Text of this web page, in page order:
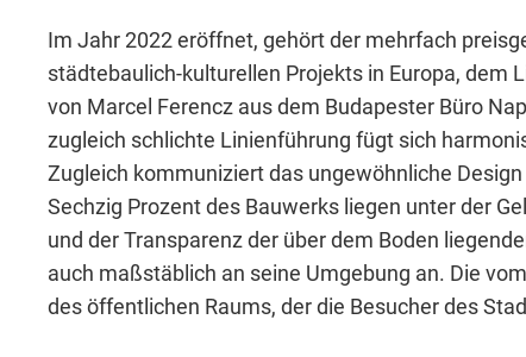
Im Jahr 2022 eröffnet, gehört der mehrfach
städtebaulich-kulturellen Projekts in Europa, dem
von Marcel Ferencz aus dem Budapester Büro
zugleich schlichte Linienführung fügt sich
Zugleich kommuniziert das ungewöhnliche
Sechzig Prozent des Bauwerks liegen unter der
und der Transparenz der über dem Boden
auch maßstäblich an seine Umgebung an. Die
des öffentlichen Raums, der die Besucher des
sichere Bereiche unserer Website
Cookie Informationen anzeigen
External Content